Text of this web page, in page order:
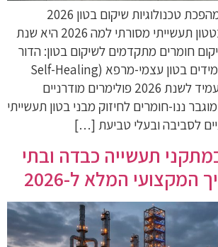
תוכן עניינים מבוא: מהפכת טכנולוגיות שיקום בטון 2026
האתגרים בשיקום בטטון תעשייתי מסורתי למה 2026 היא שנת
חומרים מתקדמים לשיקום בטון: הדור
הבא של פתרונות עמידים בטון עצמי-מרפא (Self-Healing
Concrete) – בטון עמיד לשנת 2026 פולימרים מודרניים
ננו-חומרים לחיזוק מבני בטון תעשייתי
לסביבה ובעלי טביעת […]
תעשייה כבדה ובתי
המקצועי המלא ל-2026